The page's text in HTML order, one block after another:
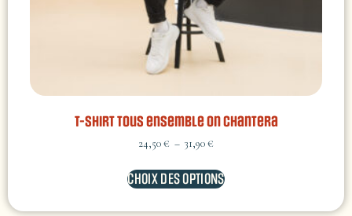
T-shirt Tous ensemble on chantera
24,50€ – 31,90€
CHOIX DES OPTIONS